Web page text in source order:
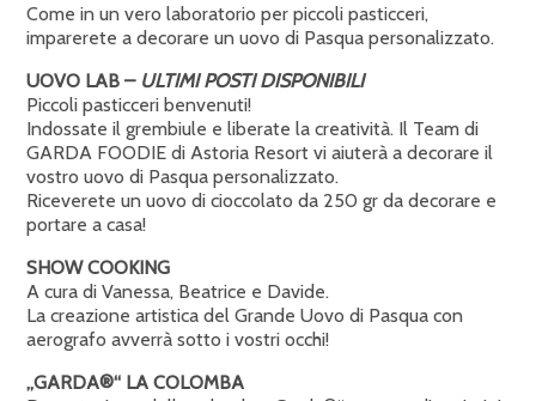
Come in un vero laboratorio per piccoli pasticceri,
imparerete a decorare un uovo di Pasqua personalizzato.
UOVO LAB – ULTIMI POSTI DISPONIBILI
Piccoli pasticceri benvenuti!
Indossate il grembiule e liberate la creatività. Il Team di
GARDA FOODIE di Astoria Resort vi aiuterà a decorare il
vostro uovo di Pasqua personalizzato.
Riceverete un uovo di cioccolato da 250 gr da decorare e
portare a casa!
SHOW COOKING
A cura di Vanessa, Beatrice e Davide.
La creazione artistica del Grande Uovo di Pasqua con
aerografo avverrà sotto i vostri occhi!
„GARDA®“ LA COLOMBA